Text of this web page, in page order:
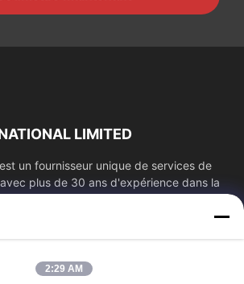
LIMITED
un fournisseur unique de services de
plus de 30 ans d'expérience dans la
A Propos De Nous
2:29 AM